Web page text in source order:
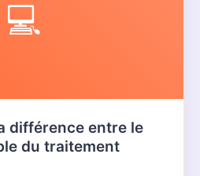
💻
différence entre le
du traitement